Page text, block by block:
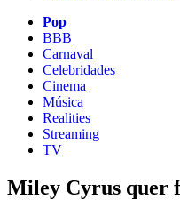
Pop
BBB
Carnaval
Celebridades
Cinema
Música
Realities
Streaming
TV
Miley Cyrus quer